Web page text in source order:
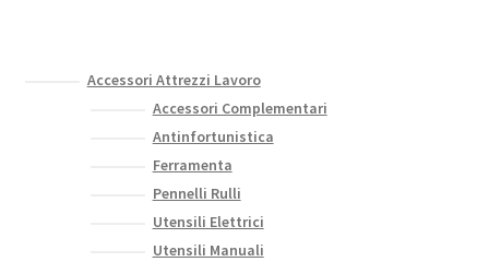
possono
Accessori Attrezzi Lavoro
Accessori Complementari
Antinfortunistica
Ferramenta
Pennelli Rulli
Utensili Elettrici
Utensili Manuali